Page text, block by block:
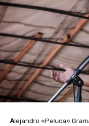
Alejandro «Peluca»